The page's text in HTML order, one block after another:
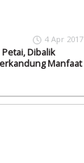
4 Apr 2017
Dibalik
Manfaat